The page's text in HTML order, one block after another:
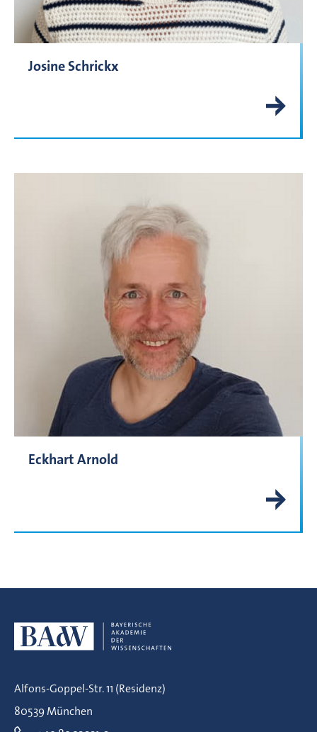
Josine Schrickx
Eckhart Arnold
Alfons-Goppel-Str. 11 (Residenz)
80539 München